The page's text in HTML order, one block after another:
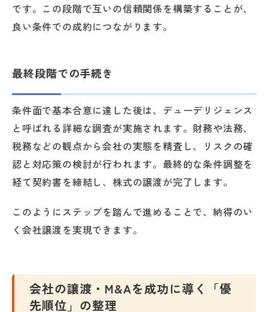
です。この段階で互いの信頼関係を構築することが、
良い条件での成約につながります。
最終段階での手続き
条件面で基本合意に達した後は、デューデリジェンス
と呼ばれる詳細な調査が実施されます。財務や法務、
税務などの観点から会社の実態を精査し、リスクの確
認と対応策の検討が行われます。最終的な条件調整を
経て契約書を締結し、株式の譲渡が完了します。
このようにステップを踏んで進めることで、納得のい
く会社譲渡を実現できます。
会社の譲渡・M&Aを成功に導く「優
先順位」の整理